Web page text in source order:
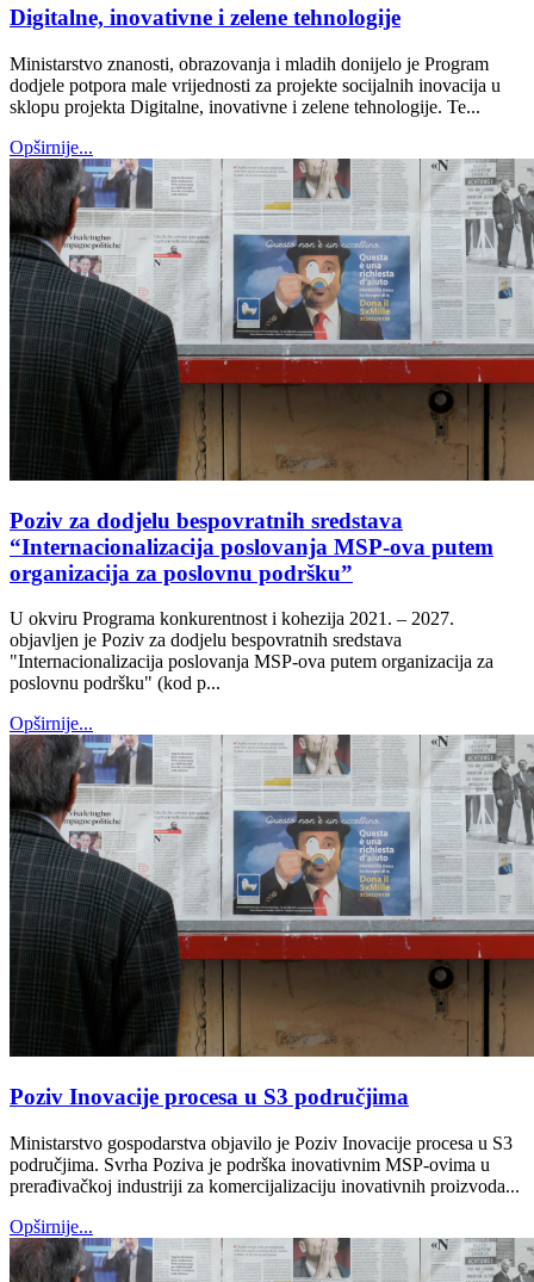
Digitalne, inovativne i zelene tehnologije
Ministarstvo znanosti, obrazovanja i mladih donijelo je Program
dodjele potpora male vrijednosti za projekte socijalnih inovacija u
sklopu projekta Digitalne, inovativne i zelene tehnologije. Te...
Opširnije...
Poziv za dodjelu bespovratnih sredstava
“Internacionalizacija poslovanja MSP-ova putem
organizacija za poslovnu podršku”
U okviru Programa konkurentnost i kohezija 2021. – 2027.
objavljen je Poziv za dodjelu bespovratnih sredstava
"Internacionalizacija poslovanja MSP-ova putem organizacija za
poslovnu podršku" (kod p...
Opširnije...
Poziv Inovacije procesa u S3 područjima
Ministarstvo gospodarstva objavilo je Poziv Inovacije procesa u S3
područjima. Svrha Poziva je podrška inovativnim MSP-ovima u
prerađivačkoj industriji za komercijalizaciju inovativnih proizvoda...
Opširnije...